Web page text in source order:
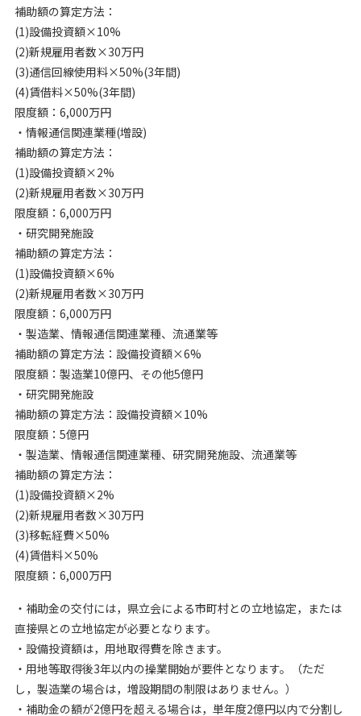
補助額の算定方法：
(1)設備投資額×10%
(2)新規雇用者数×30万円
(3)通信回線使用料×50%(3年間)
(4)賃借料×50%(3年間)
限度額：6,000万円
・情報通信関連業種(増設)
補助額の算定方法：
(1)設備投資額×2%
(2)新規雇用者数×30万円
限度額：6,000万円
・研究開発施設
補助額の算定方法：
(1)設備投資額×6%
(2)新規雇用者数×30万円
限度額：6,000万円
・製造業、情報通信関連業種、流通業等
補助額の算定方法：設備投資額×6%
限度額：製造業10億円、その他5億円
・研究開発施設
補助額の算定方法：設備投資額×10%
限度額：5億円
・製造業、情報通信関連業種、研究開発施設、流通業等
補助額の算定方法：
(1)設備投資額×2%
(2)新規雇用者数×30万円
(3)移転経費×50%
(4)賃借料×50%
限度額：6,000万円
・補助金の交付には，県立会による市町村との立地協定，または
直接県との立地協定が必要となります。
・設備投資額は，用地取得費を除きます。
・用地等取得後3年以内の操業開始が要件となります。（ただ
し，製造業の場合は，増設期間の制限はありません。）
・補助金の額が2億円を超える場合は，単年度2億円以内で分割し